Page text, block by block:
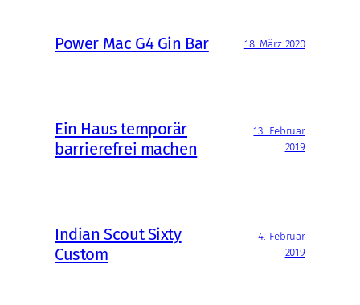
Power Mac G4 Gin Bar 18. März 2020
Ein Haus temporär
barrierefrei machen
13. Februar
2019
Indian Scout Sixty
Custom
4. Februar
2019